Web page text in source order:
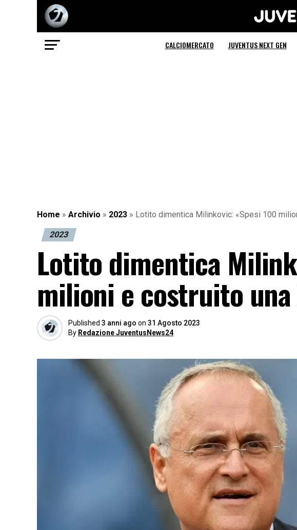
CALCIOMERCATO JUVENTUS NEXT GEN
Home » Archivio » 2023 » Lotito dimentica Milinkovic: «Spesi 100
2023
Lotito dimentica
milioni e costruito
Published 3 anni ago on 31 Agosto 2023
By Redazione JuventusNews24